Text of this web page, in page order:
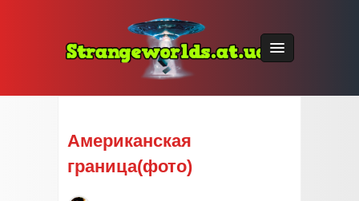
Американская
граница(фото)